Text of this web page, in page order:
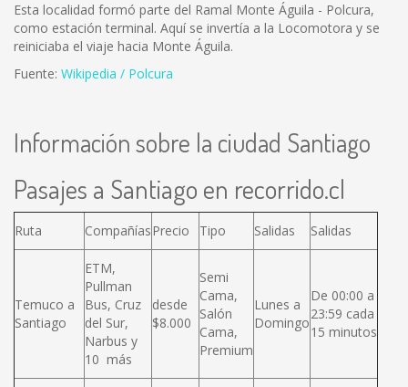
Esta localidad formó parte del Ramal Monte Águila - Polcura,
como estación terminal. Aquí se invertía a la Locomotora y se
reiniciaba el viaje hacia Monte Águila.
Fuente: Wikipedia / Polcura
Información sobre la ciudad Santiago
Pasajes a Santiago en recorrido.cl
Ruta CompañíasPrecio Tipo Salidas Salidas
Temuco a
Santiago
ETM,
Pullman
Bus, Cruz
del Sur,
Narbus y
10 más
desde
$8.000
Semi
Cama,
Salón
Cama,
Premium
Lunes a
Domingo
De 00:00 a
23:59 cada
15 minutos